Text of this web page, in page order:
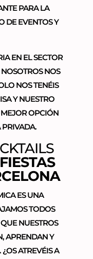
PARA LA
DE EVENTOS Y
EN EL SECTOR
NOS
NOS TENÉIS
Y NUESTRO
OPCIÓN
PRIVADA.
FIESTAS
ES UNA
TODOS
NUESTROS
APRENDAN Y
ATREVÉIS A